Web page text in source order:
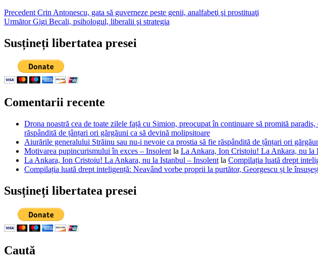
Navigare
în
articole
Precedent Articolul
anterior:
Crin Antonescu, gata să guverneze peste genii, analfabeţi şi prostituaţi
Următor Articolul
Gigi Becali, psihologul, liberalii şi strategia
Susțineți libertatea presei
Comentarii recente
Drona noastră cea de toate zilele față cu Simion, preocupat în continuare să promită
răspândită de țânțari ori gărgăuni ca să devină molipsitoare
Aiurările generalului Străinu sau nu-i nevoie ca prostia să fie răspândită de țânțari ori
Motivarea pupincurismului în exces – Insolent la La Ankara, Ion Cristoiu! La Ankara, nu la
La Ankara, Ion Cristoiu! La Ankara, nu la Istanbul – Insolent la Compilația luată drept
Compilația luată drept inteligență: Neavând vorbe proprii la purtător, Georgescu și le
Susțineți libertatea presei
Caută